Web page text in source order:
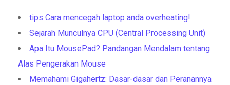
tips Cara mencegah laptop anda overheating!
Sejarah Munculnya CPU (Central Processing Unit)
Apa Itu MousePad? Pandangan Mendalam tentang
Alas Pengerakan Mouse
Memahami Gigahertz: Dasar-dasar dan Peranannya